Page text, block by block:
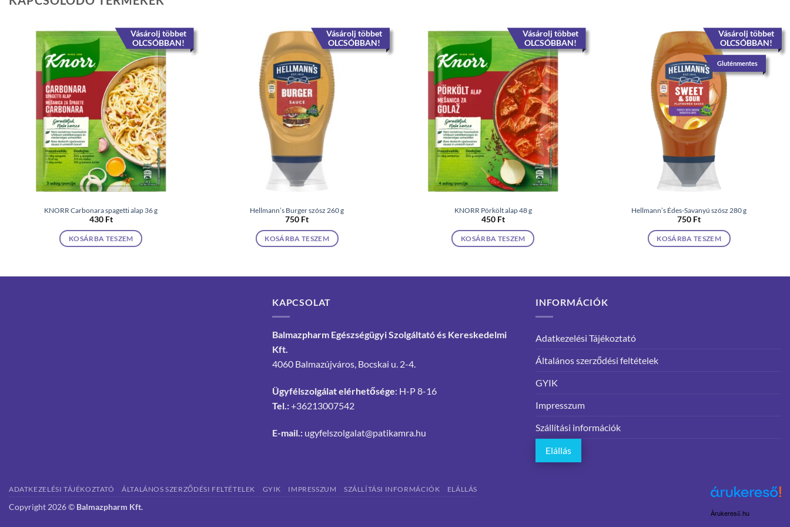
Vásárolj többet
OLCSÓBBAN!
KNORR Carbonara spagetti alap 36 g
430 Ft
KOSÁRBA TESZEM
Vásárolj többet
OLCSÓBBAN!
Hellmann’s Burger szósz 260 g
750 Ft
KOSÁRBA TESZEM
Vásárolj többet
OLCSÓBBAN!
KNORR Pörkölt alap 48 g
450 Ft
KOSÁRBA TESZEM
Vásárolj többet
OLCSÓBBAN!
Gluténmentes
Hellmann’s Édes-Savanyú szósz 280 g
750 Ft
KOSÁRBA TESZEM
KAPCSOLAT
Balmazpharm Egészségügyi Szolgáltató és Kereskedelmi
Kft.
4060 Balmazújváros, Bocskai u. 2-4.
Ügyfélszolgálat elérhetősége: H-P 8-16
Tel.:+36213007542
E-mail.: ugyfelszolgalat@patikamra.hu
INFORMÁCIÓK
Adatkezelési Tájékoztató
Általános szerződési feltételek
GYIK
Impresszum
Szállítási információk
Elállás
Árukereső.hu
ADATKEZELÉSI TÁJÉKOZTATÓ ÁLTALÁNOS SZERZŐDÉSI FELTÉTELEK GYIK IMPRESSZUM SZÁLLÍTÁSI INFORMÁCIÓK ELÁLLÁS
Copyright 2026 © Balmazpharm Kft.